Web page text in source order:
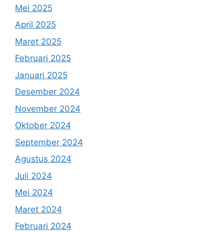
Mei 2025
April 2025
Maret 2025
Februari 2025
Januari 2025
Desember 2024
November 2024
Oktober 2024
September 2024
Agustus 2024
Juli 2024
Mei 2024
Maret 2024
Februari 2024